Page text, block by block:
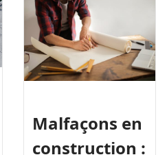
Malfaçons en
construction :